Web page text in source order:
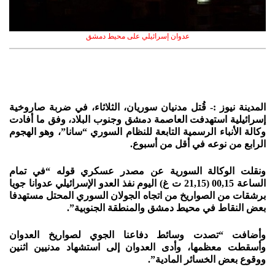
عدوان إسرائيلي على محيط دمشق
المدينة نيوز :- قُتل مدنيان سوريان، الثلاثاء، في ضربة صاروخية
إسرائيلية استهدفت العاصمة دمشق وجنوب البلاد، وفق ما أفادت
وكالة الأنباء الرسمية التابعة للنظام السوري “سانا”، وهو الهجوم
الرابع من نوعه في أقل من أسبوع.
ونقلت الوكالة السورية عن مصدر عسكري قوله “في تمام
الساعة 00,15 (21,15 ت غ) اليوم نفذ العدو الإسرائيلي عدوانا جويا
برشقات من الصواريخ من اتجاه الجولان السوري المحتل مستهدفا
بعض النقاط في محيط دمشق والمنطقة الجنوبية”.
وأضافت “تصدت وسائط دفاعنا الجوي لصواريخ العدوان
وأسقطت معظمها، وأدى العدوان إلى استشهاد مدنيين اثنين
ووقوع بعض الخسائر المادية”.